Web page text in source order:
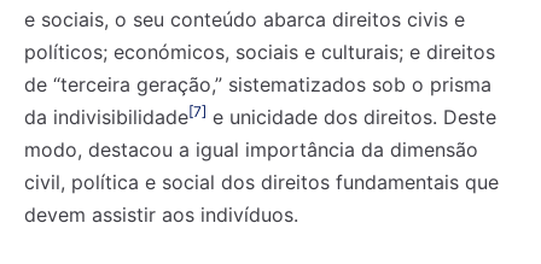
e sociais, o seu conteúdo abarca direitos civis e
políticos; económicos, sociais e culturais; e direitos
de “terceira geração,” sistematizados sob o prisma
da indivisibilidade[7] e unicidade dos direitos. Deste
modo, destacou a igual importância da dimensão
civil, política e social dos direitos fundamentais que
devem assistir aos indivíduos.